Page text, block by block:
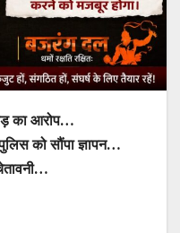
का आरोप…
को सौंपा ज्ञापन…